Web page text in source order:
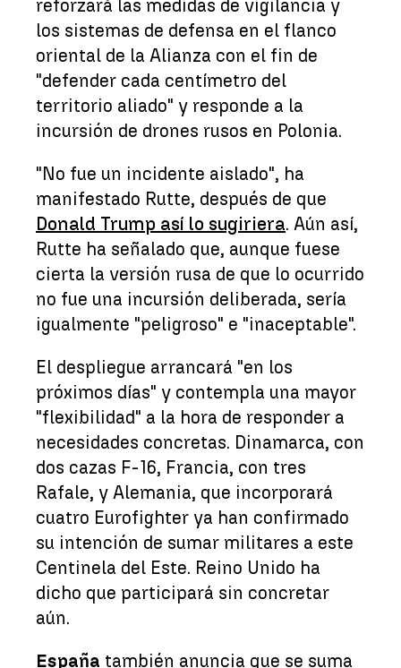
reforzará las medidas de vigilancia y
los sistemas de defensa en el flanco
oriental de la Alianza con el fin de
"defender cada centímetro del
territorio aliado" y responde a la
incursión de drones rusos en Polonia.
"No fue un incidente aislado", ha
manifestado Rutte, después de que
Donald Trump así lo sugiriera. Aún así,
Rutte ha señalado que, aunque fuese
cierta la versión rusa de que lo ocurrido
no fue una incursión deliberada, sería
igualmente "peligroso" e "inaceptable".
El despliegue arrancará "en los
próximos días" y contempla una mayor
"flexibilidad" a la hora de responder a
necesidades concretas. Dinamarca, con
dos cazas F-16, Francia, con tres
Rafale, y Alemania, que incorporará
cuatro Eurofighter ya han confirmado
su intención de sumar militares a este
Centinela del Este. Reino Unido ha
dicho que participará sin concretar
aún.
España también anuncia que se suma